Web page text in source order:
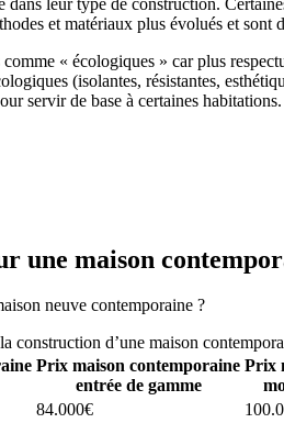
et matériaux plus évolués et
« écologiques » car plus
(isolantes, résistantes,
servir de base à certaines
une maison
neuve contemporaine ?
construction d’une maison
Prix maison contemporaine
entrée de gamme
Prix
84.000€